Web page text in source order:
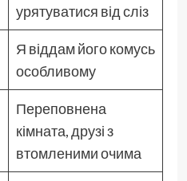
урятуватися від сліз
Я віддам його комусь
особливому
Переповнена
кімната, друзі з
втомленими очима